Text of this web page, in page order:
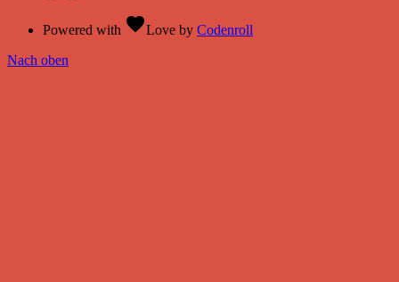
Powered with favoriteLove by Codenroll
Nach oben